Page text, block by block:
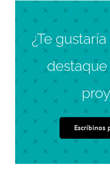
¿Te
Escribinos